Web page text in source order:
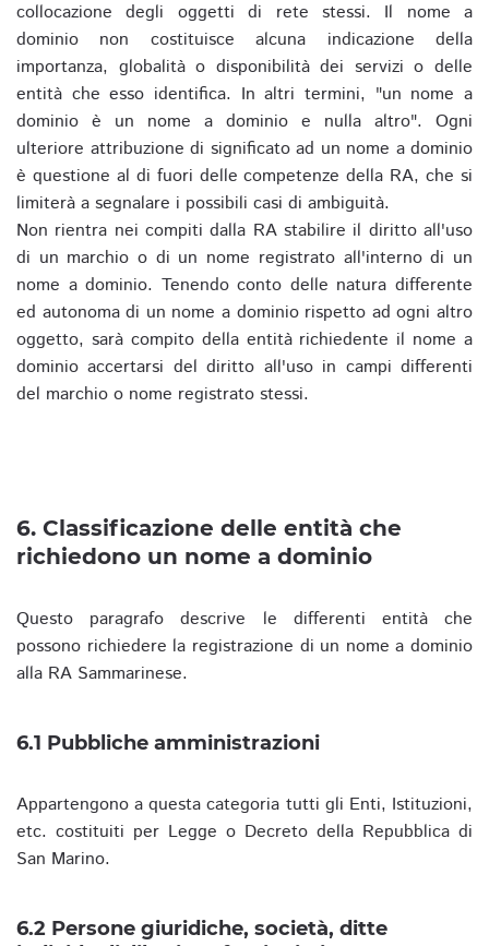
collocazione degli oggetti di rete stessi. Il nome a
dominio non costituisce alcuna indicazione della
importanza, globalità o disponibilità dei servizi o delle
entità che esso identifica. In altri termini, "un nome a
dominio è un nome a dominio e nulla altro". Ogni
ulteriore attribuzione di significato ad un nome a dominio
è questione al di fuori delle competenze della RA, che si
limiterà a segnalare i possibili casi di ambiguità.
Non rientra nei compiti dalla RA stabilire il diritto all'uso
di un marchio o di un nome registrato all'interno di un
nome a dominio. Tenendo conto delle natura differente
ed autonoma di un nome a dominio rispetto ad ogni altro
oggetto, sarà compito della entità richiedente il nome a
dominio accertarsi del diritto all'uso in campi differenti
del marchio o nome registrato stessi.
6. Classificazione delle entità che
richiedono un nome a dominio
Questo paragrafo descrive le differenti entità che
possono richiedere la registrazione di un nome a dominio
alla RA Sammarinese.
6.1 Pubbliche amministrazioni
Appartengono a questa categoria tutti gli Enti, Istituzioni,
etc. costituiti per Legge o Decreto della Repubblica di
San Marino.
6.2 Persone giuridiche, società, ditte